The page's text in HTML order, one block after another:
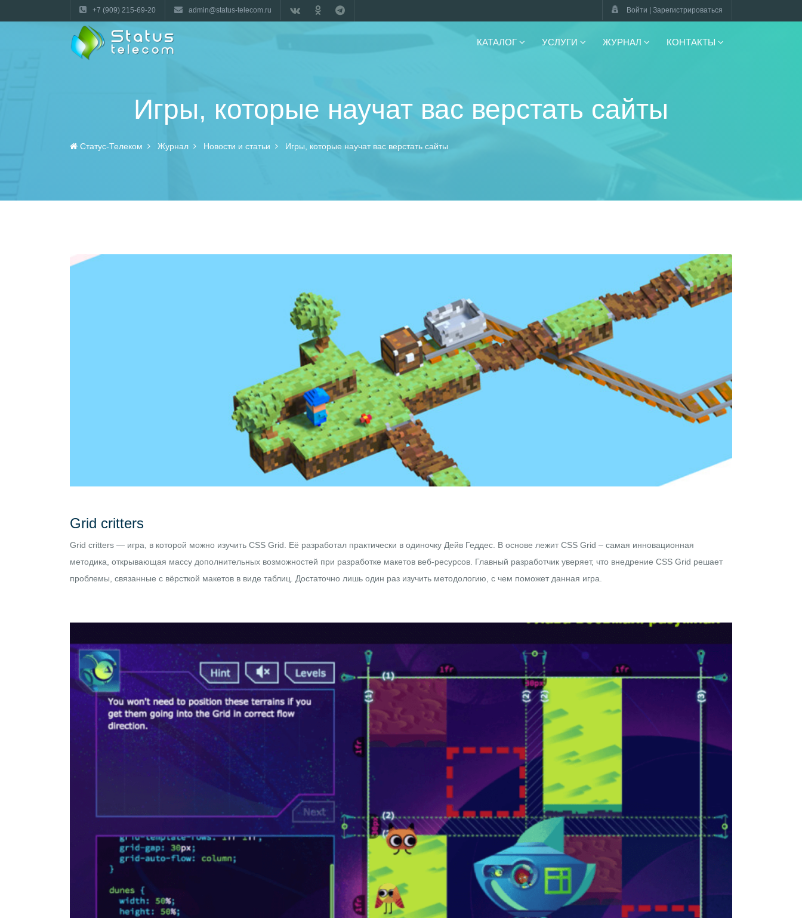
+7 (909) 215-69-20 admin@status-telecom.ru Войти | Зарегистрироваться
КАТАЛОГ УСЛУГИ ЖУРНАЛ КОНТАКТЫ
Игры, которые научат вас верстать сайты
Статус-Телеком Журнал Новости и статьи Игры, которые научат вас верстать сайты
Grid critters
Grid critters — игра, в которой можно изучить CSS Grid. Её разработал практически в одиночку Дейв Геддес. В основе лежит CSS Grid – самая инновационная
методика, открывающая массу дополнительных возможностей при разработке макетов веб-ресурсов. Главный разработчик уверяет, что внедрение CSS Grid решает
проблемы, связанные с вёрсткой макетов в виде таблиц. Достаточно лишь один раз изучить методологию, с чем поможет данная игра.